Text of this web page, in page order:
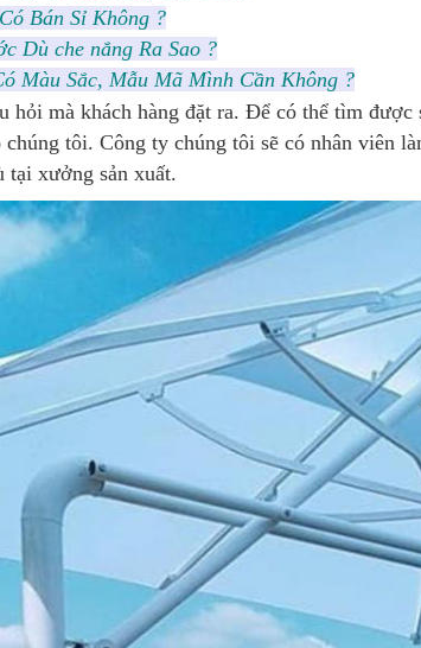
Bán Sỉ Không ?
Dù che nắng Ra Sao ?
Màu Sắc, Mẫu Mã Mình Cần Không ?
hỏi mà khách hàng đặt ra. Để có thể tìm
chúng tôi. Công ty chúng tôi sẽ có nhân viên
tại xưởng sản xuất.